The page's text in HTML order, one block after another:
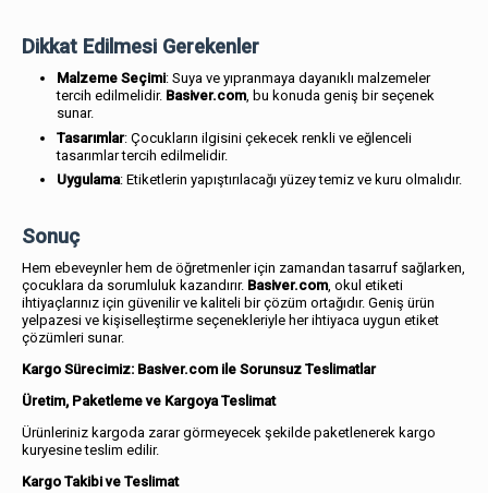
Dikkat Edilmesi Gerekenler
Malzeme Seçimi: Suya ve yıpranmaya dayanıklı malzemeler
tercih edilmelidir. Basiver.com, bu konuda geniş bir seçenek
sunar.
Tasarımlar: Çocukların ilgisini çekecek renkli ve eğlenceli
tasarımlar tercih edilmelidir.
Uygulama: Etiketlerin yapıştırılacağı yüzey temiz ve kuru olmalıdır.
Sonuç
Hem ebeveynler hem de öğretmenler için zamandan tasarruf sağlarken,
çocuklara da sorumluluk kazandırır. Basiver.com, okul etiketi
ihtiyaçlarınız için güvenilir ve kaliteli bir çözüm ortağıdır. Geniş ürün
yelpazesi ve kişiselleştirme seçenekleriyle her ihtiyaca uygun etiket
çözümleri sunar.
Kargo Sürecimiz: Basiver.com ile Sorunsuz Teslimatlar
Üretim, Paketleme ve Kargoya Teslimat
Ürünleriniz kargoda zarar görmeyecek şekilde paketlenerek kargo
kuryesine teslim edilir.
Kargo Takibi ve Teslimat